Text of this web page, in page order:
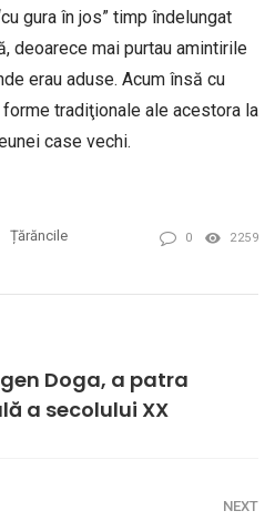
gura în jos” timp îndelungat
deoarece mai purtau amintirile
erau aduse. Acum însă cu
tradiţionale ale acestora la
case vechi.
Țărăncile
0 2259
Doga, a patra
a secolului XX
NEXT